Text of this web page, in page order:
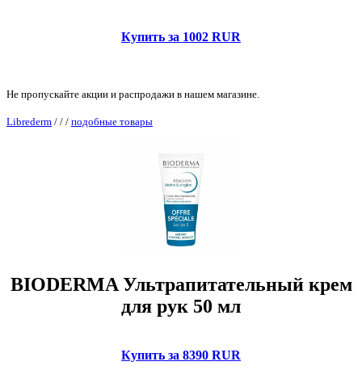
Купить за 1002 RUR
Не пропускайте акции и распродажи в нашем магазине.
Librederm / / / подобные товары
BIODERMA Ультрапитательный крем
для рук 50 мл
Купить за 8390 RUR